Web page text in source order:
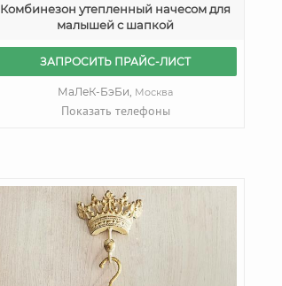
Комбинезон утепленный начесом для
малышей с шапкой
ЗАПРОСИТЬ ПРАЙС-ЛИСТ
МаЛеК-БэБи, Москва
Показать телефоны